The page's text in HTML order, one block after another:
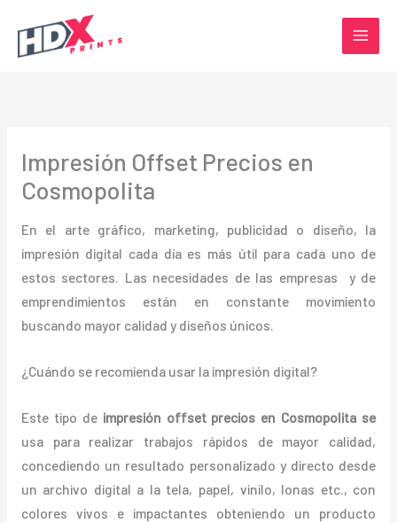
contenido
Impresión Offset Precios en
Cosmopolita
En el arte gráfico, marketing, publicidad o diseño, la
impresión digital cada día es más útil para cada uno de
estos sectores. Las necesidades de las empresas y de
emprendimientos están en constante movimiento
buscando mayor calidad y diseños únicos.
¿Cuándo se recomienda usar la impresión digital?
Este tipo de impresión offset precios en Cosmopolita se
usa para realizar trabajos rápidos de mayor calidad,
concediendo un resultado personalizado y directo desde
un archivo digital a la tela, papel, vinilo, lonas etc., con
colores vivos e impactantes obteniendo un producto